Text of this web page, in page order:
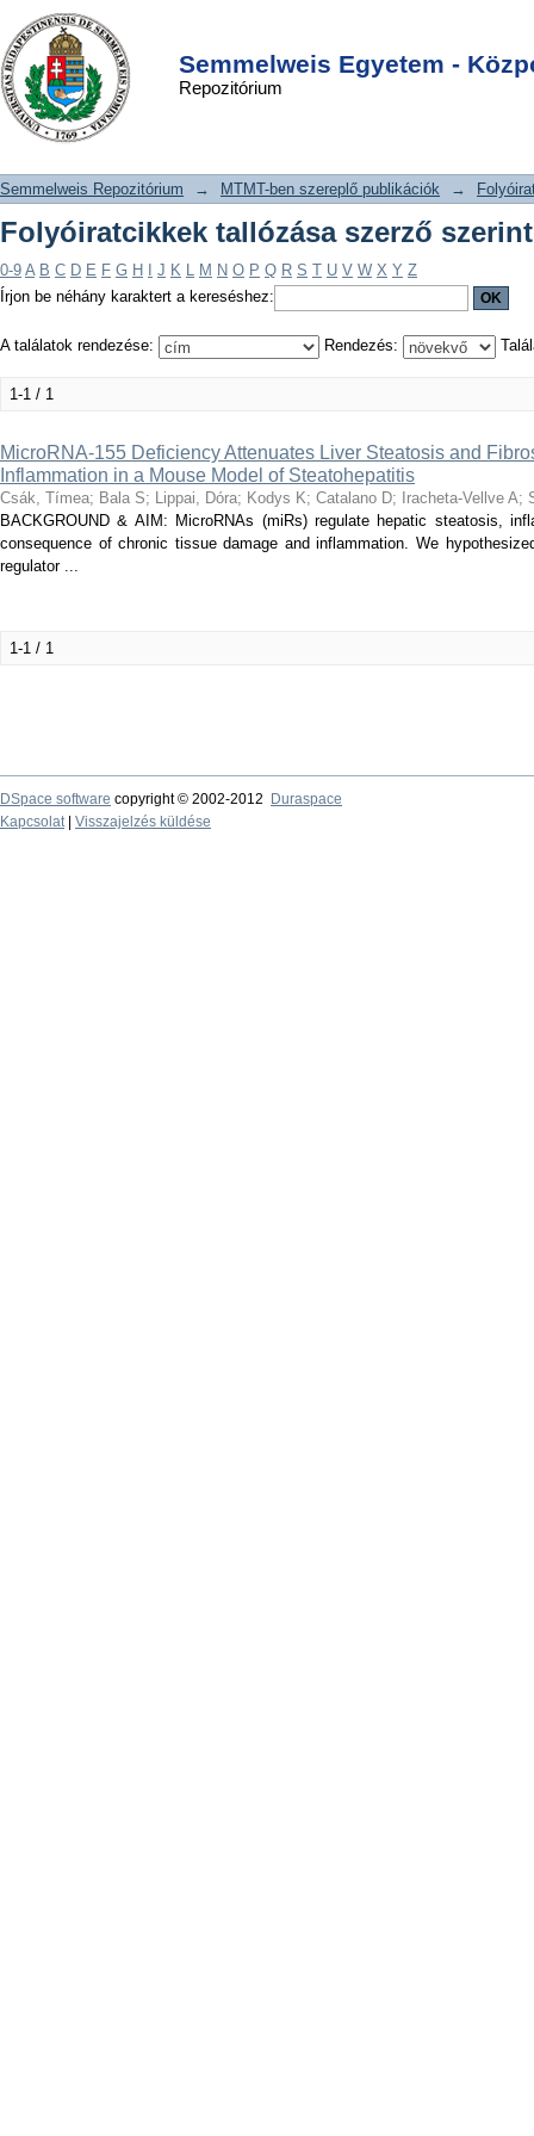
Semmelweis Egyetem -
Repozitórium
Folyóiratcikkek tallózása szerző
szerint "Iracheta-Vellve A"
DSpace/Manakin Repository
Semmelweis Repozitórium → MTMT-ben szereplő publikációk →
Folyóiratcikkek tallózása szerző
0-9 A B C D E F G H J K L M N O P Q R S T U V W X Y Z
Írjon be néhány karaktert a kereséshez:
A találatok rendezése: Rendezés:
1-1 / 1
MicroRNA-155 Deficiency Attenuates Liver Steatosis and
Inflammation in a Mouse Model of Steatohepatitis
Csák, Tímea; Bala S; Lippai, Dóra; Kodys K; Catalano D; Iracheta-Vellve A;
BACKGROUND & AIM: MicroRNAs (miRs) regulate hepatic steatosis,
consequence of chronic tissue damage and inflammation. We
regulator ...
1-1 / 1
DSpace software copyright © 2002-2012
Duraspace
Kapcsolat| Visszajelzés küldése